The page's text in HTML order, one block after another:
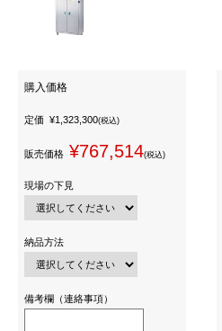
購入価格
定価 ¥1,323,300(税込)
販売価格 ¥767,514(税込)
現場の下見
納品方法
備考欄（連絡事項）